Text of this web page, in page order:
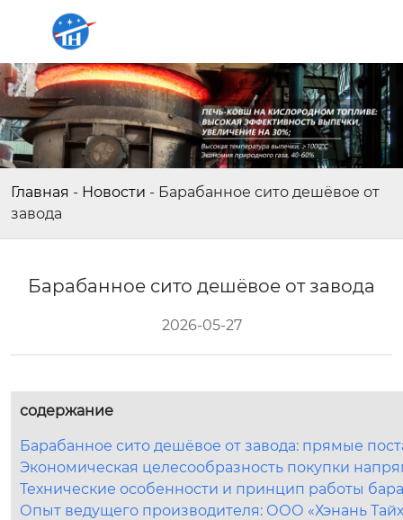
Главная - Новости - Барабанное сито дешёвое от
завода
Барабанное сито дешёвое от завода
2026-05-27
содержание
Барабанное сито дешёвое от завода: прямые
Экономическая целесообразность покупки
Технические особенности и принцип работы
Опыт ведущего производителя: ООО «Хэнань